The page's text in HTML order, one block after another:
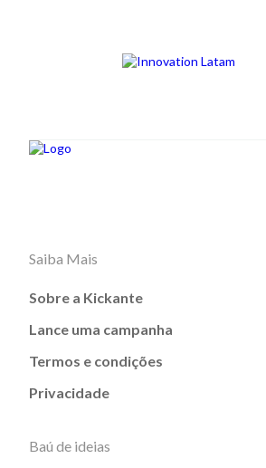
Saiba Mais
Sobre a Kickante
Lance uma campanha
Termos e condições
Privacidade
Baú de ideias